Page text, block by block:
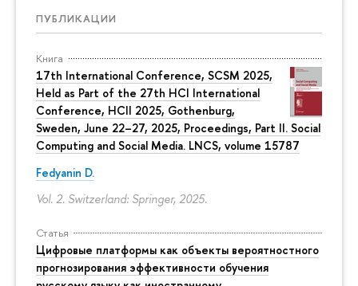
ПУБЛИКАЦИИ
Книга
17th International Conference, SCSM 2025,
Held as Part of the 27th HCI International
Conference, HCII 2025, Gothenburg,
Sweden, June 22–27, 2025, Proceedings, Part II. Social
Computing and Social Media. LNCS, volume 15787
Fedyanin D.
Vol. 2. Switzerland: Springer, 2025.
Статья
Цифровые платформы как объекты вероятностного
прогнозирования эффективности обучения